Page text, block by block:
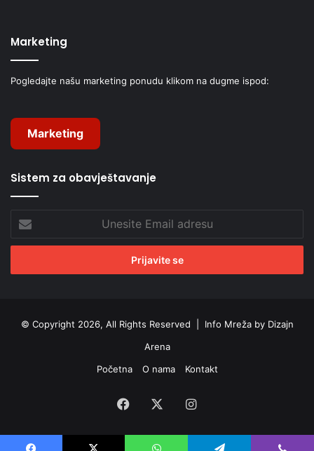
Marketing
Pogledajte našu marketing ponudu klikom na dugme ispod:
Marketing
Sistem za obavještavanje
Email
adresu
© Copyright 2026, All Rights Reserved | Info Mreža by Dizajn
Arena
Početna
O nama Kontakt
Facebook Instagram